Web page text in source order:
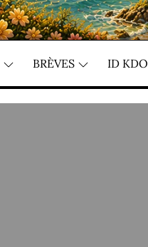
BRÈVES ID KDO